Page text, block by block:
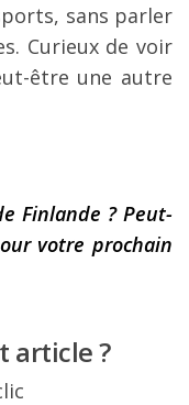
sans parler
Curieux de voir
être une autre
Finlande ? Peut-
votre prochain
article ?